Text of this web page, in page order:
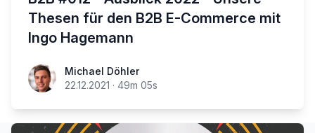
Thesen für den B2B E-Commerce mit
Ingo Hagemann
Michael Döhler
22.12.2021 · 49m 05s